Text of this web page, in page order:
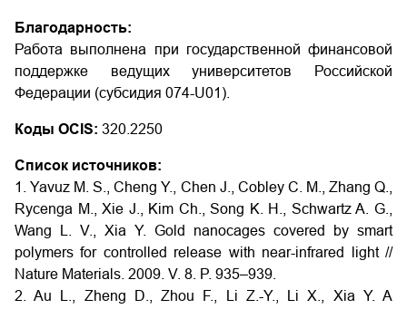
Благодарность:
Работа выполнена при государственной финансовой
поддержке ведущих университетов Российской
Федерации (субсидия 074-U01).
Коды OCIS: 320.2250
Список источников:
1. Yavuz M. S., Cheng Y., Chen J., Cobley C. M., Zhang Q.,
Rycenga M., Xie J., Kim Ch., Song K. H., Schwartz A. G.,
Wang L. V., Xia Y. Gold nanocages covered by smart
polymers for controlled release with near-infrared light //
Nature Materials. 2009. V. 8. P. 935–939.
2. Au L., Zheng D., Zhou F., Li Z.-Y., Li X., Xia Y. A